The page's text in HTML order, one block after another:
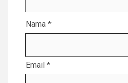
Nama *
Email *